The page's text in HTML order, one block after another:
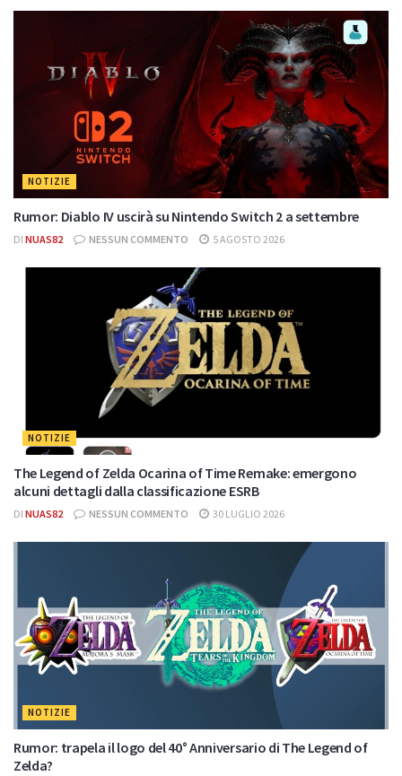
NOTIZIE
Rumor: Diablo IV uscirà su Nintendo Switch 2 a settembre
DI NUAS82 NESSUN COMMENTO 5 AGOSTO 2026
NOTIZIE
The Legend of Zelda Ocarina of Time Remake: emergono
alcuni dettagli dalla classificazione ESRB
DI NUAS82 NESSUN COMMENTO 30 LUGLIO 2026
NOTIZIE
Rumor: trapela il logo del 40° Anniversario di The Legend of
Zelda?